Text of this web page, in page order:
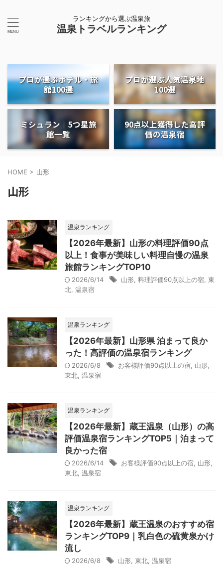
ランキングから選ぶ温泉旅
温泉トラベルランキング
プロが選ぶホテル・旅
館100選
プロが選ぶ人気温泉地
100選
ミシュラン｜5つ星旅
館一覧
90点以上獲得した高評
価の温泉宿
HOME > 山形
山形
温泉ランキング
【2026年最新】山形の料理評価90点
以上！食事が美味しい料理自慢の温泉
旅館ランキングTOP10
2026/6/14 山形 料理評価90点以上の宿 東
北 温泉宿
温泉ランキング
【2026年最新】山形県 泊まって良か
った！高評価の温泉宿ランキング
2026/6/8 お客様評価90点以上の宿 山形
東北 温泉宿
温泉ランキング
【2026年最新】蔵王温泉（山形）の高
評価温泉宿ランキングTOP5｜泊まって
良かった宿
2026/6/14 お客様評価90点以上の宿 山形
東北 温泉宿
温泉ランキング
【2026年最新】蔵王温泉のおすすめ宿
ランキングTOP9｜乳白色の硫黄泉かけ
流し
2026/6/8 山形 東北 温泉宿